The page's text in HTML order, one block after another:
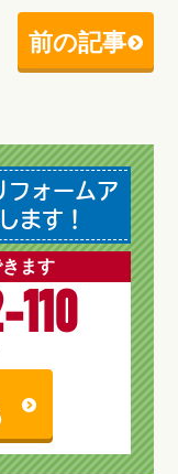
前の記事
フォームア
ます！
ます
110